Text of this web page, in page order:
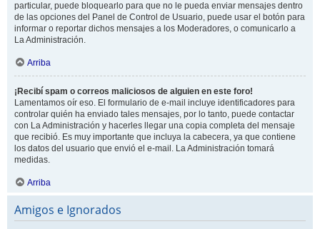
particular, puede bloquearlo para que no le pueda enviar mensajes dentro
de las opciones del Panel de Control de Usuario, puede usar el botón para
informar o reportar dichos mensajes a los Moderadores, o comunicarlo a
La Administración.
Arriba
¡Recibí spam o correos maliciosos de alguien en este foro!
Lamentamos oír eso. El formulario de e-mail incluye identificadores para
controlar quién ha enviado tales mensajes, por lo tanto, puede contactar
con La Administración y hacerles llegar una copia completa del mensaje
que recibió. Es muy importante que incluya la cabecera, ya que contiene
los datos del usuario que envió el e-mail. La Administración tomará
medidas.
Arriba
Amigos e Ignorados